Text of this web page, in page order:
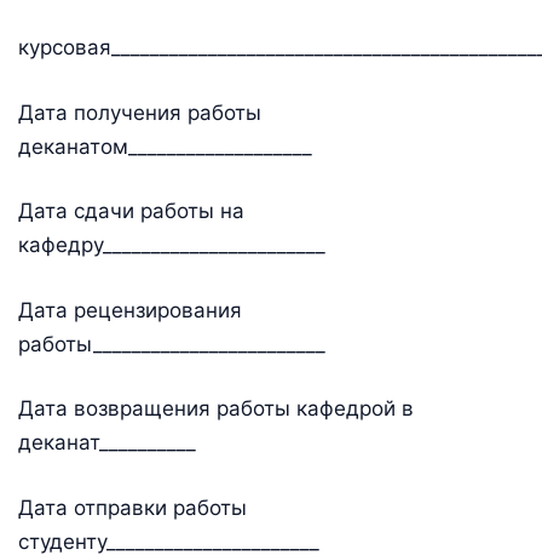
Дата получения работы
деканатом___________________
Дата сдачи работы на
кафедру_______________________
Дата рецензирования
работы________________________
Дата возвращения работы кафедрой в
деканат__________
Дата отправки работы
студенту______________________